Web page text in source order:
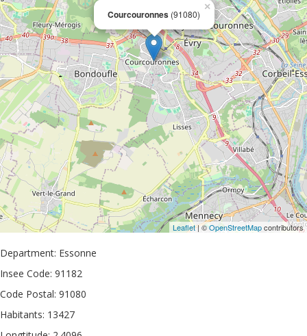
Courcouronnes (91080)
×
Leaflet| ©OpenStreetMapcontributors
Department: Essonne
Insee Code: 91182
Code Postal: 91080
Habitants: 13427